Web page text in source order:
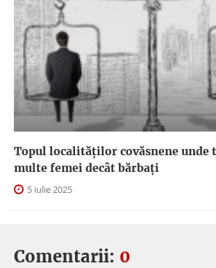
Topul localităților covăsnene unde
multe femei decât bărbați
5 iulie 2025
Comentarii: 0